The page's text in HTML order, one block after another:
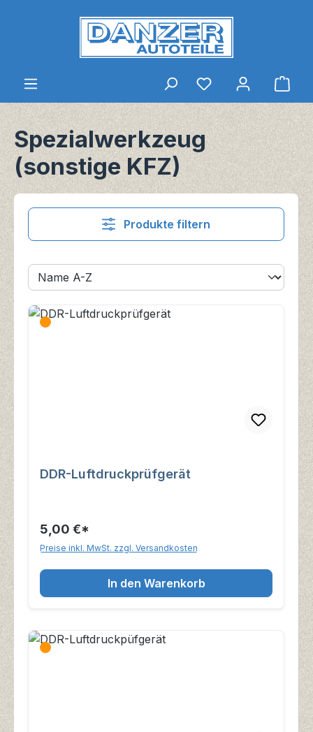
Zum Hauptinhalt springen
Du hast 0
Spezialwerkzeug
(sonstige KFZ)
Produkte filtern
DDR-Luftdruckprüfgerät
5,00 €*
Preise inkl. MwSt. zzgl. Versandkosten
In den Warenkorb